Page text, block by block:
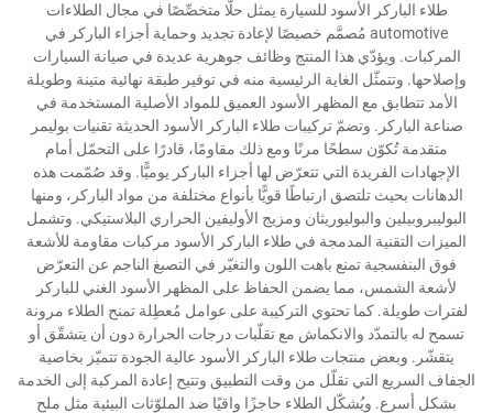
طلاء الباركر الأسود للسيارة يمثل حلًّا متخصِّصًا في مجال الطلاءات
automotive مُصمَّم خصيصًا لإعادة تجديد وحماية أجزاء الباركر في
المركبات. ويؤدّي هذا المنتج وظائف جوهرية عديدة في صيانة السيارات
وإصلاحها. وتتمثّل الغاية الرئيسية منه في توفير طبقة نهائية متينة وطويلة
الأمد تتطابق مع المظهر الأسود العميق للمواد الأصلية المستخدمة في
صناعة الباركر. وتضمّ تركيبات طلاء الباركر الأسود الحديثة تقنيات بوليمر
متقدمة تُكوّن سطحًا مرنًا ومع ذلك مقاومًا، قادرًا على التحمّل أمام
الإجهادات الفريدة التي تتعرّض لها أجزاء الباركر يوميًّا. وقد صُمّمت هذه
الدهانات بحيث تلتصق ارتباطًا قويًّا بأنواع مختلفة من مواد الباركر، ومنها
البوليبروبيلين والبوليوريثان ومزيج الأوليفين الحراري البلاستيكي. وتشمل
الميزات التقنية المدمجة في طلاء الباركر الأسود مركبات مقاومة للأشعة
فوق البنفسجية تمنع باهت اللون والتغيّر في التصبغ الناجم عن التعرّض
لأشعة الشمس، مما يضمن الحفاظ على المظهر الأسود الغني للباركر
لفترات طويلة. كما تحتوي التركيبة على عوامل مُعطِلة تمنح الطلاء مرونة
تسمح له بالتمدّد والانكماش مع تقلّبات درجات الحرارة دون أن يتشقّق أو
يتقشّر. وبعض منتجات طلاء الباركر الأسود عالية الجودة تتميّز بخاصية
الجفاف السريع التي تقلّل من وقت التطبيق وتتيح إعادة المركبة إلى الخدمة
بشكل أسرع. ويُشكّل الطلاء حاجزًا واقيًا ضد الملوّثات البيئية مثل ملح